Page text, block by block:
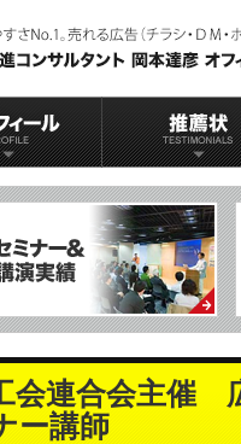
会連合会主催
ー講師